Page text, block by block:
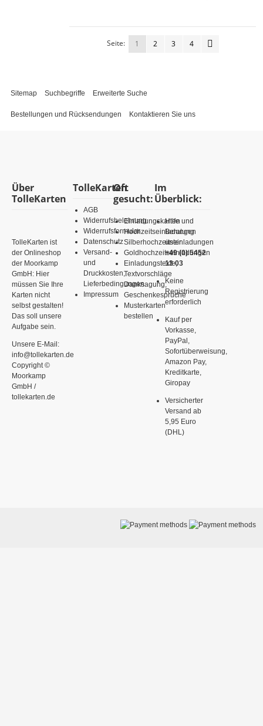
Seite: 1 2 3 4
Sitemap Suchbegriffe Erweiterte Suche
Bestellungen und Rücksendungen Kontaktieren Sie uns
Über
TolleKarten
TolleKarten ist
der Onlineshop
der Moorkamp
GmbH: Hier
müssen Sie Ihre
Karten nicht
selbst gestalten!
Das soll unsere
Aufgabe sein.
Unsere E-Mail:
info@tollekarten.de
Copyright ©
Moorkamp
GmbH /
tollekarten.de
TolleKarten
AGB
Widerrufsbelehrung
Widerrufsformular
Datenschutz
Versand-
und
Druckkosten,
Lieferbedingungen
Impressum
Oft
gesucht:
Einladungskarten
Hochzeitseinladungen
Silberhochzeitseinladungen
Goldhochzeitseinladungen
Einladungstexte,
Textvorschläge
Danksagung,
Geschenkesprüche
Musterkarten
bestellen
Im
Überblick:
Hilfe und
Beratung
unter
+49 (0) 5452
13 03
Keine
Registrierung
erforderlich
Kauf per
Vorkasse,
PayPal,
Sofortüberweisung,
Amazon Pay,
Kreditkarte,
Giropay
Versicherter
Versand ab
5,95 Euro
(DHL)